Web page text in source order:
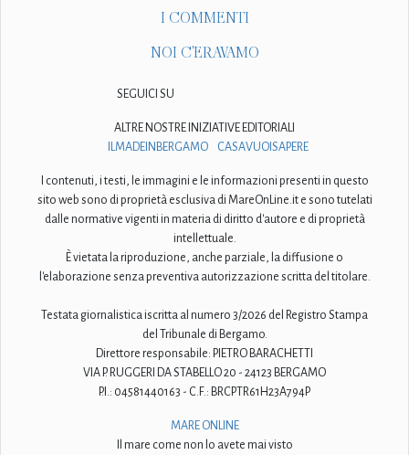
I COMMENTI
NOI C'ERAVAMO
SEGUICI SU
ALTRE NOSTRE INIZIATIVE EDITORIALI
ILMADEINBERGAMO
CASAVUOISAPERE
I contenuti, i testi, le immagini e le informazioni presenti in questo
sito web sono di proprietà esclusiva di MareOnLine.it e sono tutelati
dalle normative vigenti in materia di diritto d'autore e di proprietà
intellettuale.
È vietata la riproduzione, anche parziale, la diffusione o
l'elaborazione senza preventiva autorizzazione scritta del titolare.
Testata giornalistica iscritta al numero 3/2026 del Registro Stampa
del Tribunale di Bergamo.
Direttore responsabile: PIETRO BARACHETTI
VIA P. RUGGERI DA STABELLO 20 - 24123 BERGAMO
P.I.: 04581440163 - C.F.: BRCPTR61H23A794P
MARE ONLINE
Il mare come non lo avete mai visto